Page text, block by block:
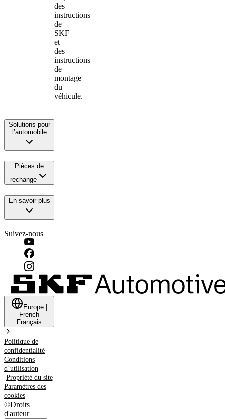
des
instructions
de
SKF
et
des
instructions
de
montage
du
véhicule.
Solutions pour
l’automobile
Pièces de
rechange
En savoir plus
Suivez-nous
Europe
French
Français
Politique de
confidentialité
Conditions
d’utilisation
Propriété du site
Paramètres des
cookies
©Droits
d'auteur